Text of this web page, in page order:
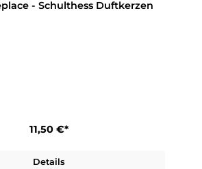
- Schulthess Duftkerzen
11,50 €*
Details